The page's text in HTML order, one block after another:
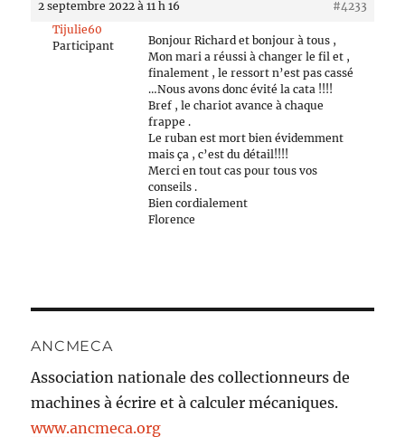
2 septembre 2022 à 11 h 16
#4233
Tijulie60
Participant
Bonjour Richard et bonjour à tous ,
Mon mari a réussi à changer le fil et ,
finalement , le ressort n’est pas cassé
…Nous avons donc évité la cata !!!!
Bref , le chariot avance à chaque
frappe .
Le ruban est mort bien évidemment
mais ça , c’est du détail!!!!
Merci en tout cas pour tous vos
conseils .
Bien cordialement
Florence
ANCMECA
Association nationale des collectionneurs de
machines à écrire et à calculer mécaniques.
www.ancmeca.org